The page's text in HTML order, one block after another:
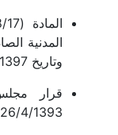
وتاريخ 27/7/1397هـ .
26/4/1393هـ .